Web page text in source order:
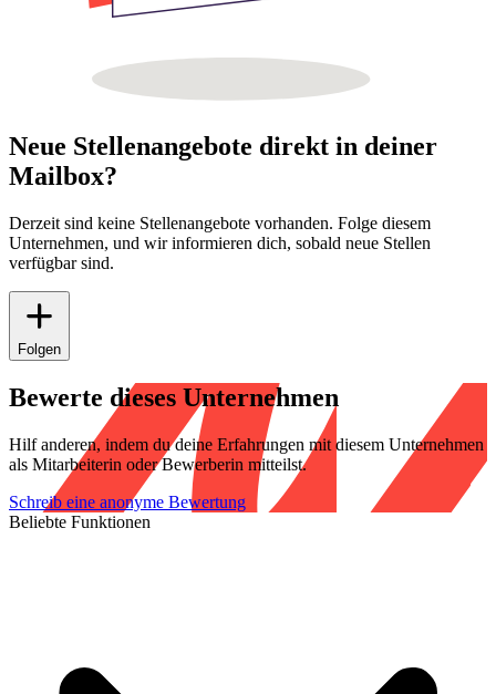
Neue Stellenangebote direkt in deiner
Mailbox?
Derzeit sind keine Stellenangebote vorhanden. Folge diesem
Unternehmen, und wir informieren dich, sobald neue Stellen
verfügbar sind.
Folgen
Bewerte dieses Unternehmen
Hilf anderen, indem du deine Erfahrungen mit diesem Unternehmen
als Mitarbeiterin oder Bewerberin mitteilst.
Schreib eine anonyme Bewertung
Beliebte Funktionen